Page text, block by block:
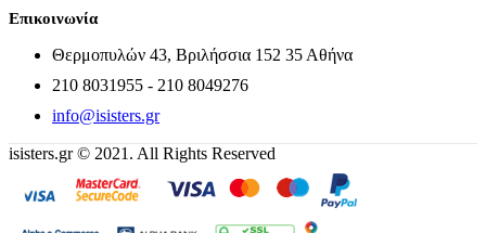
Επικοινωνία
Θερμοπυλών 43, Βριλήσσια 152 35 Αθήνα
210 8031955 - 210 8049276
info@isisters.gr
isisters.gr © 2021. All Rights Reserved